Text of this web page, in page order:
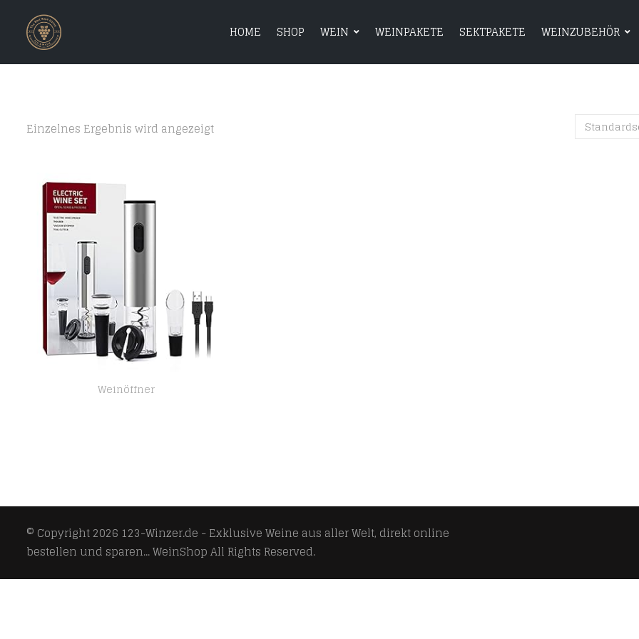
HOME SHOP WEIN WEINPAKETE SEKTPAKETE WEINZUBEHÖR
HOME SHOP WEIN WEINPAKETE
Einzelnes Ergebnis wird angezeigt
Weinöffner
© Copyright 2026 123-Winzer.de - Exklusive Weine aus aller Welt, direkt online
bestellen und sparen... WeinShopAll Rights Reserved.